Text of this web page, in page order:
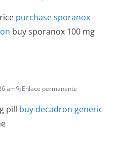
purchase sporanox
buy sporanox 100 mg
am Enlace permanente
pill buy decadron generic